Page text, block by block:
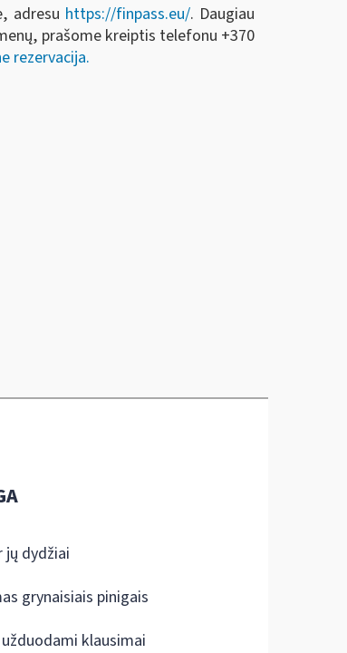
adresu https://finpass.eu/. Daugiau
prašome kreiptis telefonu +370
rezervacija.
jų dydžiai
grynaisiais pinigais
klausimai